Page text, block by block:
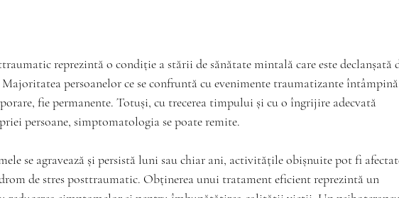
reprezintă o condiție a stării de sănătate mintală care este declanșată
persoanelor ce se confruntă cu evenimente traumatizante întâmpină
fie permanente. Totuși, cu trecerea timpului și cu o îngrijire adecvată
persoane, simptomatologia se poate remite.
se agravează și persistă luni sau chiar ani, activitățile obișnuite pot fi
de stres posttraumatic. Obținerea unui tratament eficient reprezintă un